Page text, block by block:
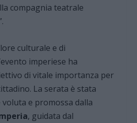
compagnia teatrale
culturale e di
imperiese ha
di vitale importanza per
La serata è stata
e promossa dalla
, guidata dal